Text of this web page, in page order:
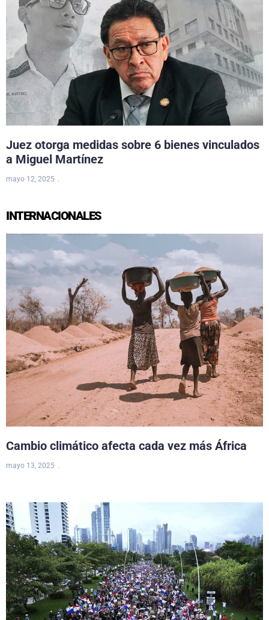
Juez otorga medidas sobre 6 bienes vinculados
a Miguel Martínez
mayo 12, 2025
INTERNACIONALES
Cambio climático afecta cada vez más África
mayo 13, 2025